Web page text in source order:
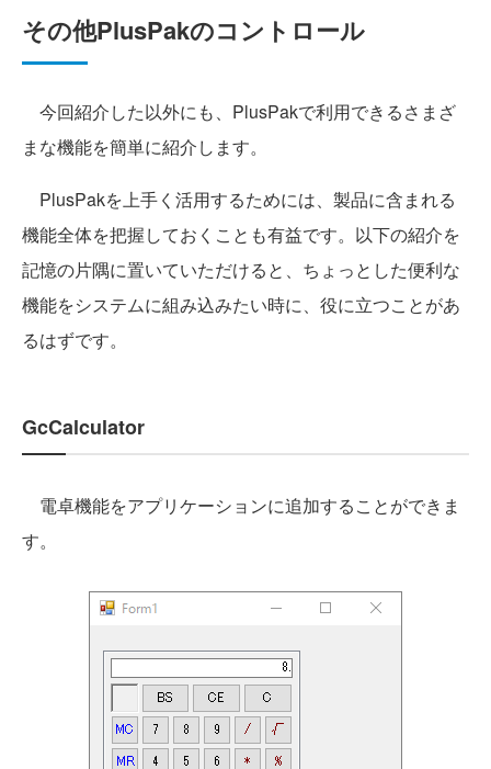
その他PlusPakのコントロール
今回紹介した以外にも、PlusPakで利用できるさまざ
まな機能を簡単に紹介します。
PlusPakを上手く活用するためには、製品に含まれる
機能全体を把握しておくことも有益です。以下の紹介を
記憶の片隅に置いていただけると、ちょっとした便利な
機能をシステムに組み込みたい時に、役に立つことがあ
るはずです。
GcCalculator
電卓機能をアプリケーションに追加することができま
す。